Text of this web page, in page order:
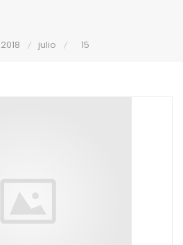
2018 julio 15